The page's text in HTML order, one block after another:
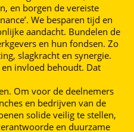
en borgen de vereiste
We besparen tijd en
aandacht. Bundelen de
en hun fondsen. Zo
slagkracht en synergie.
invloed behoudt. Dat
Om voor de deelnemers
en bedrijven van de
solide veilig te stellen,
en duurzame